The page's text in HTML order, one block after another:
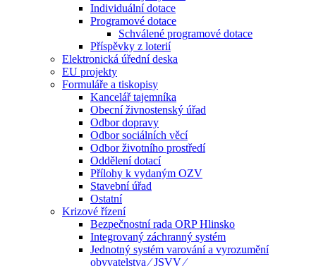
Individuální dotace
Programové dotace
Schválené programové dotace
Příspěvky z loterií
Elektronická úřední deska
EU projekty
Formuláře a tiskopisy
Kancelář tajemníka
Obecní živnostenský úřad
Odbor dopravy
Odbor sociálních věcí
Odbor životního prostředí
Oddělení dotací
Přílohy k vydaným OZV
Stavební úřad
Ostatní
Krizové řízení
Bezpečnostní rada ORP Hlinsko
Integrovaný záchranný systém
Jednotný systém varování a vyrozumění
obyvatelstva ⁄ JSVV ⁄